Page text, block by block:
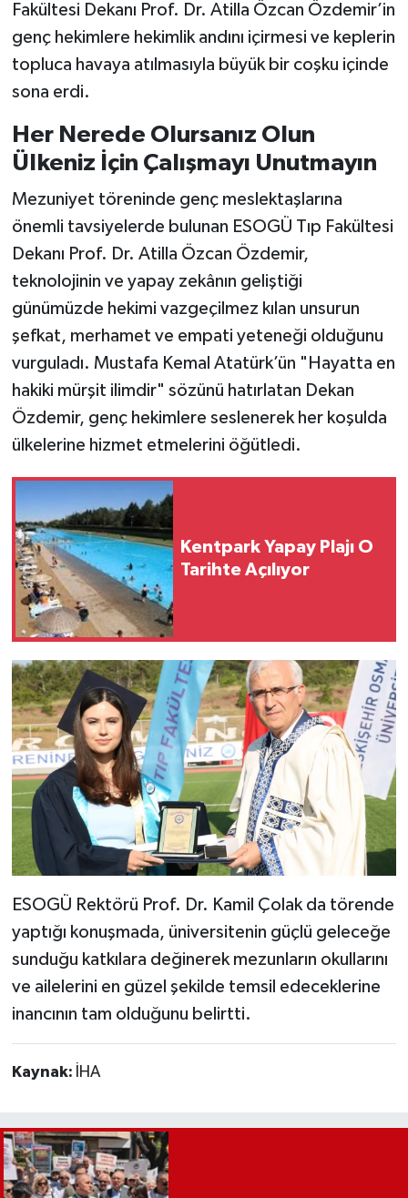
Fakültesi Dekanı Prof. Dr. Atilla Özcan Özdemir’in
genç hekimlere hekimlik andını içirmesi ve keplerin
topluca havaya atılmasıyla büyük bir coşku içinde
sona erdi.
Her Nerede Olursanız Olun
Ülkeniz İçin Çalışmayı Unutmayın
Mezuniyet töreninde genç meslektaşlarına
önemli tavsiyelerde bulunan ESOGÜ Tıp Fakültesi
Dekanı Prof. Dr. Atilla Özcan Özdemir,
teknolojinin ve yapay zekânın geliştiği
günümüzde hekimi vazgeçilmez kılan unsurun
şefkat, merhamet ve empati yeteneği olduğunu
vurguladı. Mustafa Kemal Atatürk’ün "Hayatta en
hakiki mürşit ilimdir" sözünü hatırlatan Dekan
Özdemir, genç hekimlere seslenerek her koşulda
ülkelerine hizmet etmelerini öğütledi.
Kentpark Yapay Plajı O
Tarihte Açılıyor
ESOGÜ Rektörü Prof. Dr. Kamil Çolak da törende
yaptığı konuşmada, üniversitenin güçlü geleceğe
sunduğu katkılara değinerek mezunların okullarını
ve ailelerini en güzel şekilde temsil edeceklerine
inancının tam olduğunu belirtti.
Kaynak: İHA